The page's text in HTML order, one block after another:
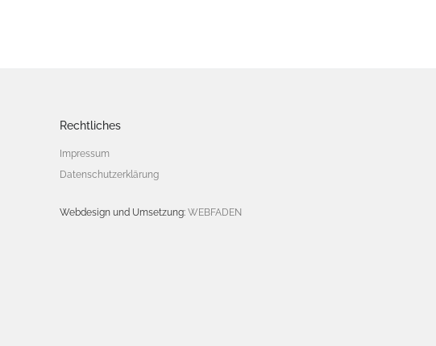
Rechtliches
Impressum
Datenschutzerklärung
Webdesign und Umsetzung: WEBFADEN